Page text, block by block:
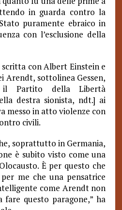
in guarda contro la
puramente ebraico in
con l’esclusione della
con Albert Einstein e
sottolinea Gessen,
il Partito della Libertà
destra sionista, ndt.] ai
messo in atto violenze con
civili.
soprattutto in Germania,
è subito visto come una
È per questo che
me che una pensatrice
come Arendt non
questo paragone,” ha